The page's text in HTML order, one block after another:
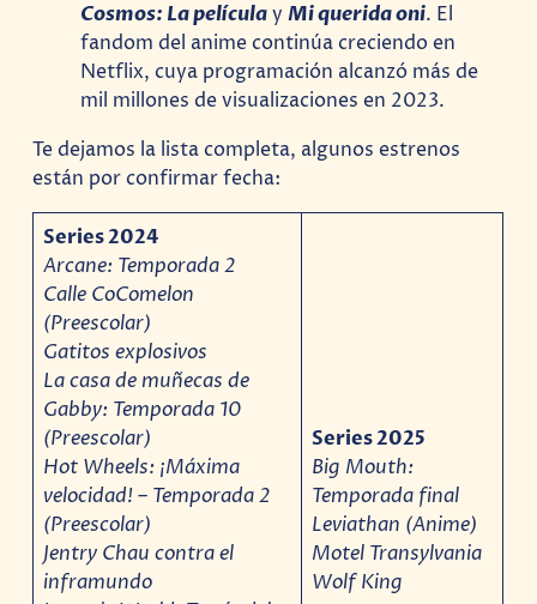
Cosmos: La películayMi querida oni. El
fandom del anime continúa creciendo en
Netflix, cuya programación alcanzó más de
mil millones de visualizaciones en 2023.
Te dejamos la lista completa, algunos estrenos
están por confirmar fecha:
Series 2024
Arcane: Temporada 2
Calle CoComelon
(Preescolar)
Gatitos explosivos
La casa de muñecas de
Gabby: Temporada 10
(Preescolar)
Hot Wheels: ¡Máxima
velocidad! – Temporada 2
(Preescolar)
Jentry Chau contra el
inframundo
Series 2025
Big Mouth:
Temporada final
Leviathan (Anime)
Motel Transylvania
Wolf King